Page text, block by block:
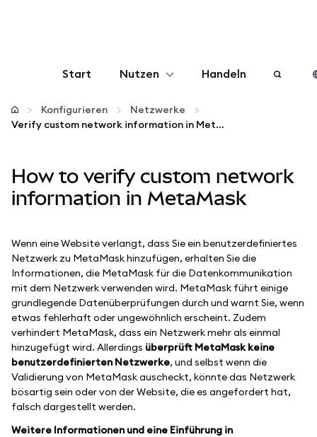
Start Nutzen
Konfigurieren
Mehr web3
Handeln
Konfigurieren
Netzwerke
Verify custom network information in MetaMask
How to verify custom network
information in MetaMask
Wenn eine Website verlangt, dass Sie ein benutzerdefiniertes
Netzwerk zu MetaMask hinzufügen, erhalten Sie die
Informationen, die MetaMask für die Datenkommunikation
mit dem Netzwerk verwenden wird. MetaMask führt einige
grundlegende Datenüberprüfungen durch und warnt Sie, wenn
etwas fehlerhaft oder ungewöhnlich erscheint. Zudem
verhindert MetaMask, dass ein Netzwerk mehr als einmal
hinzugefügt wird. Allerdings überprüft MetaMask keine
benutzerdefinierten Netzwerke, und selbst wenn die
Validierung von MetaMask auscheckt, könnte das Netzwerk
bösartig sein oder von der Website, die es angefordert hat,
falsch dargestellt werden.
Weitere Informationen und eine Einführung in